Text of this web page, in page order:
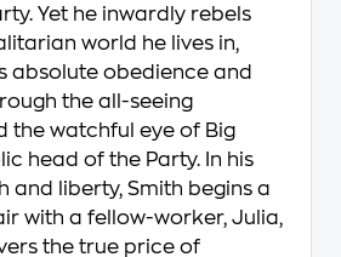
Yet he inwardly rebels
world he lives in,
absolute obedience and
the all-seeing
the watchful eye of Big
head of the Party. In his
and liberty, Smith begins a
with a fellow-worker, Julia,
the true price of